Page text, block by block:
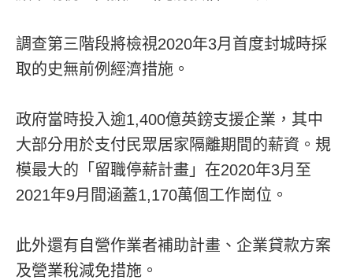
調查第三階段將檢視2020年3月首度封城時採
取的史無前例經濟措施。
政府當時投入逾1,400億英鎊支援企業，其中
大部分用於支付民眾居家隔離期間的薪資。規
模最大的「留職停薪計畫」在2020年3月至
2021年9月間涵蓋1,170萬個工作崗位。
此外還有自營作業者補助計畫、企業貸款方案
及營業稅減免措施。